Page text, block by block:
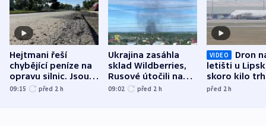
Hejtmani řeší
chybějící peníze na
opravu silnic. Jsou
nenárokové, namítá
09:15 před 2 h
Ukrajina zasáhla
sklad Wildberries,
Rusové útočili na
trh, hasiče či
09:02 před 2 h
VIDEO
Dron
letišti u
skoro kilo
indicie
před 2h